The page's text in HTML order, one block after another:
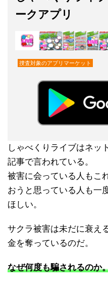
ークアプリ
捜査対象のアプリマーケット
しゃべくりライブはネッ
記事で言われている。
被害に会っている人もこ
おうと思っている人も一
ほしい。
サクラ被害は未だに衰え
金を奪っているのだ。
なぜ何度も騙されるのか